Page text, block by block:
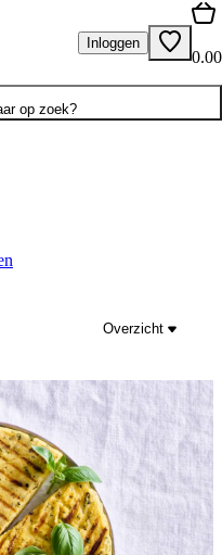
Inloggen
0.00
op zoek?
Overzicht